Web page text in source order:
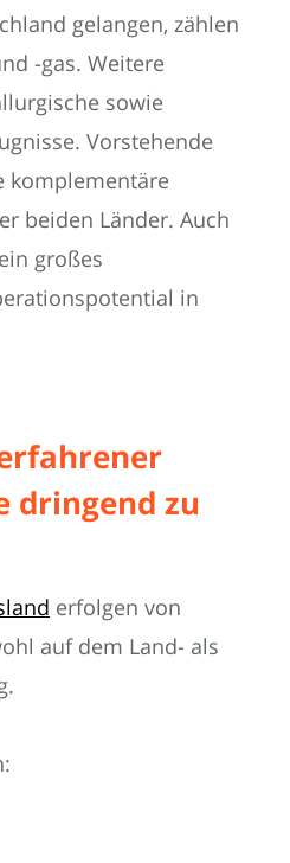
gelangen, zählen
-gas. Weitere
sowie
Vorstehende
komplementäre
beiden Länder. Auch
großes
in
dringend zu
erfolgen von
auf dem Land- als